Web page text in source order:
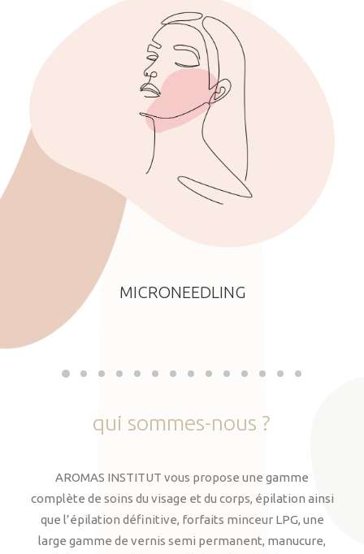
MICRONEEDLING
qui sommes-nous ?
AROMAS INSTITUT vous propose une gamme
complète de soins du visage et du corps, épilation ainsi
que l’épilation définitive, forfaits minceur LPG, une
large gamme de vernis semi permanent, manucure,